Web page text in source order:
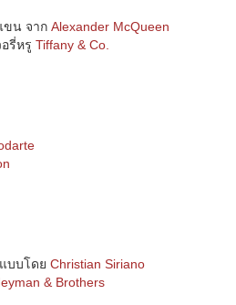
ขน จาก Alexander McQueen
รี่หรู Tiffany & Co.
บบโดย Christian Siriano
& Brothers